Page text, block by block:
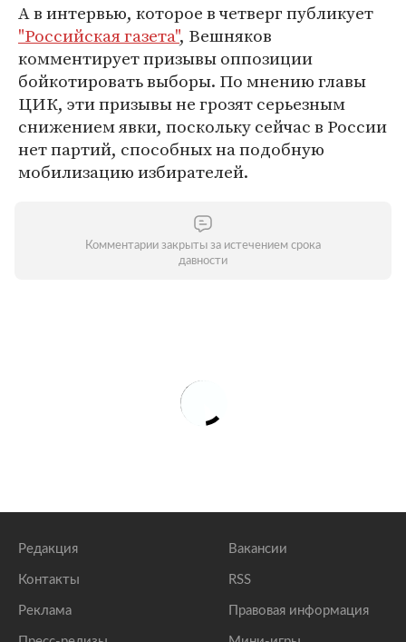
А в интервью, которое в четверг публикует
"Российская газета", Вешняков
комментирует призывы оппозиции
бойкотировать выборы. По мнению главы
ЦИК, эти призывы не грозят серьезным
снижением явки, поскольку сейчас в России
нет партий, способных на подобную
мобилизацию избирателей.
Комментарии закрыты за истечением срока
давности
Редакция
Контакты
Реклама
Вакансии
RSS
Правовая информация